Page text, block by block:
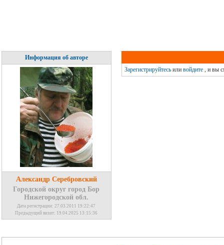
Информация об авторе
Александр Серебровский
Городской округ город Бор
Нижегородской обл.
Дата регистрации: 27.03.2011 19:22:47
Предыдущий визит: 19.04.2025 13:15:36
Зарегистрируйтесьили войдите, и вы